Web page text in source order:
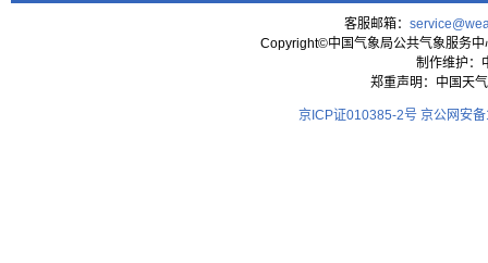
客服邮箱：
Copyright©中国气象局公共气象服务
制作维护：
郑重声明：中国天
京ICP证010385-2号 京公网安